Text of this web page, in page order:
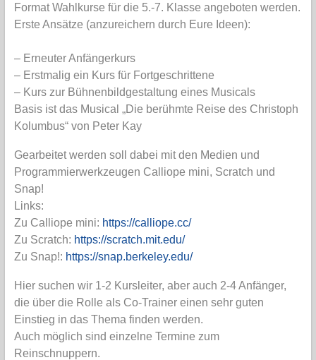
Format Wahlkurse für die 5.-7. Klasse angeboten werden.
Erste Ansätze (anzureichern durch Eure Ideen):
– Erneuter Anfängerkurs
– Erstmalig ein Kurs für Fortgeschrittene
– Kurs zur Bühnenbildgestaltung eines Musicals
Basis ist das Musical „Die berühmte Reise des Christoph
Kolumbus“ von Peter Kay
Gearbeitet werden soll dabei mit den Medien und
Programmierwerkzeugen Calliope mini, Scratch und
Snap!
Links:
Zu Calliope mini: https://calliope.cc/
Zu Scratch: https://scratch.mit.edu/
Zu Snap!: https://snap.berkeley.edu/
Hier suchen wir 1-2 Kursleiter, aber auch 2-4 Anfänger,
die über die Rolle als Co-Trainer einen sehr guten
Einstieg in das Thema finden werden.
Auch möglich sind einzelne Termine zum
Reinschnuppern.